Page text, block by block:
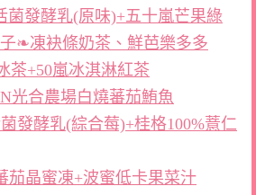
菌發酵乳(原味)+五十嵐芒果綠
子❧凍袂條奶茶、鮮芭樂多多
茶+50嵐冰淇淋紅茶
光合農場白燒蕃茄鮪魚
發酵乳(綜合莓)+桂格100%薏仁
茄晶蜜凍+波蜜低卡果菜汁